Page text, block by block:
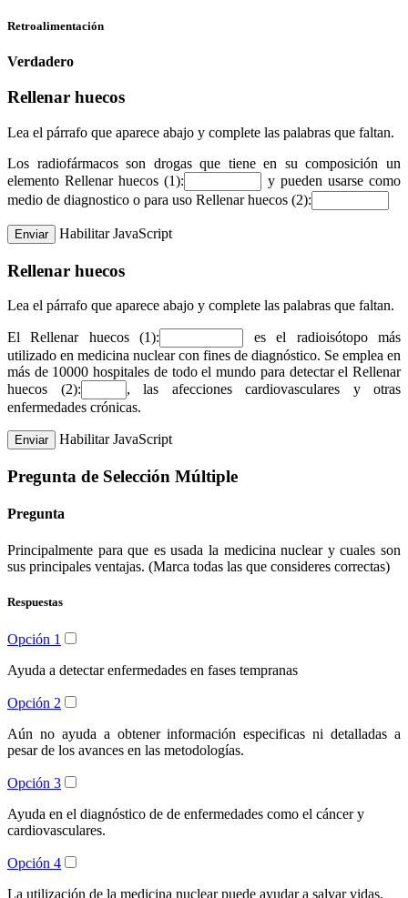
Retroalimentación
Verdadero
Rellenar huecos
Lea el párrafo que aparece abajo y complete las palabras que faltan.
Los radiofármacos son drogas que tiene en su composición un
elementoRellenar huecos (1):
y pueden usarse como
medio de diagnostico o para uso Rellenar huecos (2):
Habilitar JavaScript
Rellenar huecos
Lea el párrafo que aparece abajo y complete las palabras que faltan.
ElRellenar huecos (1):
es el radioisótopo más
utilizado en medicina nuclear con fines de diagnóstico. Se emplea en
más de 10000 hospitales de todo el mundo para detectar el Rellenar
huecos (2):
, las afecciones cardiovasculares y otras
enfermedades crónicas.
Habilitar JavaScript
Pregunta de Selección Múltiple
Pregunta
Principalmente para que es usada la medicina nuclear y cuales son
sus principales ventajas. (Marca todas las que consideres correctas)
Respuestas
Opción 1
Ayuda a detectar enfermedades en fases tempranas
Opción 2
Aún no ayuda a obtener información especificas ni detalladas a
pesar de los avances en las metodologías.
Opción 3
Ayuda en el diagnóstico de de enfermedades como el cáncer y
cardiovasculares.
Opción 4
La utilización de la medicina nuclear puede ayudar a salvar vidas.